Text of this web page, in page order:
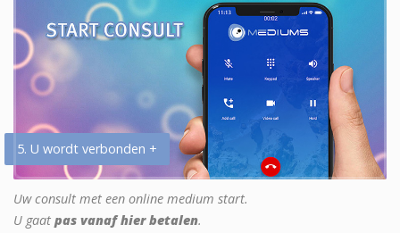
5. U wordt verbonden +
Uw consult met een online medium start.
U gaat pas vanaf hier betalen.